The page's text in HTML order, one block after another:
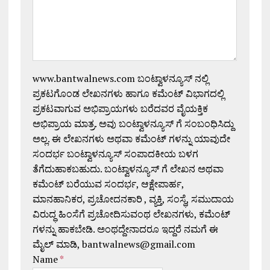
www.bantwalnews.com ಬಂಟ್ವಾಳನ್ಯೂಸ್ ನಲ್ಲಿ
ಪ್ರಕಟಗೊಂಡ ಲೇಖನಗಳು ಹಾಗೂ ಕಮೆಂಟ್ ವಿಭಾಗದಲ್ಲಿ
ಪ್ರಕಟವಾಗುವ ಅಭಿಪ್ರಾಯಗಳು ಬರೆದವರ ವೈಯಕ್ತಿಕ
ಅಭಿಪ್ರಾಯ ಮಾತ್ರ. ಅವು ಬಂಟ್ವಾಳನ್ಯೂಸ್ ಗೆ ಸಂಬಂಧಿಸಿದ್ದು
ಅಲ್ಲ. ಈ ಲೇಖನಗಳು ಅಥವಾ ಕಮೆಂಟ್ ಗಳನ್ನು ಯಾವುದೇ
ಸಂದರ್ಭ ಬಂಟ್ವಾಳನ್ಯೂಸ್ ಸಂಪಾದಕೀಯ ಬಳಗ
ತೆಗೆದುಹಾಕಬಹುದು. ಬಂಟ್ವಾಳನ್ಯೂಸ್ ಗೆ ಲೇಖನ ಅಥವಾ
ಕಮೆಂಟ್ ಬರೆಯುವ ಸಂದರ್ಭ, ಆಕ್ಷೇಪಾರ್ಹ,
ಮಾನಹಾನಿಕರ, ಪ್ರಚೋದನಕಾರಿ , ವ್ಯಕ್ತಿ, ಸಂಸ್ಥೆ, ಸಮುದಾಯ
ವಿರುದ್ಧ ಹಿಂಸೆಗೆ ಪ್ರಚೋದಿಸುವಂಥ ಲೇಖನಗಳು, ಕಮೆಂಟ್
ಗಳನ್ನು ಹಾಕಬೇಡಿ. ಅಂಥದ್ದೇನಾದರೂ ಇದ್ದರೆ ನಮಗೆ ಈ
ಮೈಲ್ ಮಾಡಿ, bantwalnews@gmail.com
Name*